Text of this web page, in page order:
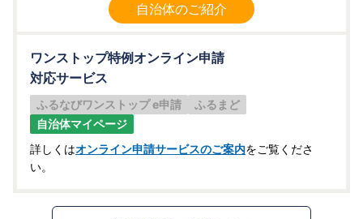
自治体のご紹介
ワンストップ特例オンライン申請
対応サービス
ふるなびワンストップ e申請
ふるまど
自治体マイページ
詳しくはオンライン申請サービスのご案内をご覧くださ
い。